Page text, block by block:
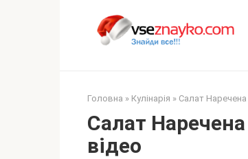
Головна » Кулінарія » Салат Наречена
Салат
відео